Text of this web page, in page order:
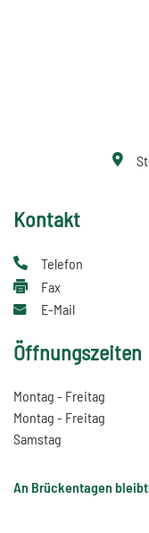
Kontakt
Telefon
Fax
E-Mail
Öffnungszeiten
Montag - Freitag
Montag - Freitag
Samstag
An Brückentagen